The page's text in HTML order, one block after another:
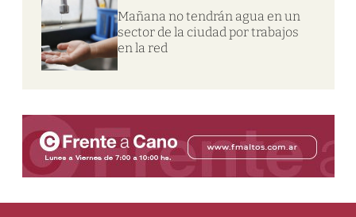
Mañana no tendrán agua en un
sector de la ciudad por trabajos
en la red